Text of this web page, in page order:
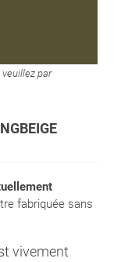
par
fabriquée sans
vivement